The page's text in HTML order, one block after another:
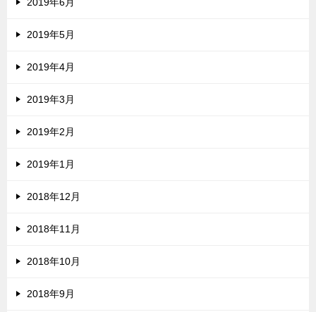
2019年5月
2019年4月
2019年3月
2019年2月
2019年1月
2018年12月
2018年11月
2018年10月
2018年9月